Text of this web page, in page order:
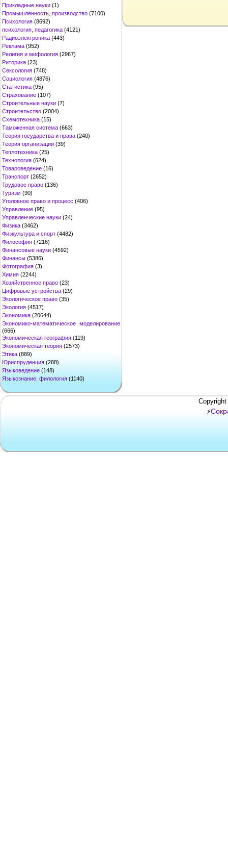
Прикладные науки (1)
Промышленность, производство (7100)
Психология (8692)
психология, педагогика (4121)
Радиоэлектроника (443)
Реклама (952)
Религия и мифология (2967)
Риторика (23)
Сексология (748)
Социология (4876)
Статистика (95)
Страхование (107)
Строительные науки (7)
Строительство (2004)
Схемотехника (15)
Таможенная система (663)
Теория государства и права (240)
Теория организации (39)
Теплотехника (25)
Технология (624)
Товароведение (16)
Транспорт (2652)
Трудовое право (136)
Туризм (90)
Уголовное право и процесс (406)
Управление (95)
Управленческие науки (24)
Физика (3462)
Физкультура и спорт (4482)
Философия (7216)
Финансовые науки (4592)
Финансы (5386)
Фотография (3)
Химия (2244)
Хозяйственное право (23)
Цифровые устройства (29)
Экологическое право (35)
Экология (4517)
Экономика (20644)
Экономико-математическое моделирование
(666)
Экономическая география (119)
Экономическая теория (2573)
Этика (889)
Юриспруденция (288)
Языковедение (148)
Языкознание, филология (1140)
⚡